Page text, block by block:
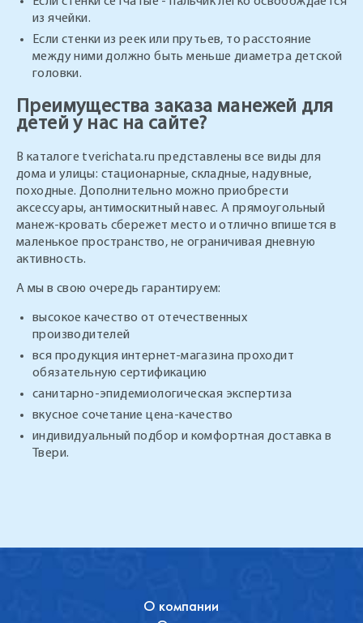
из ячейки.
Если стенки из реек или прутьев, то расстояние
между ними должно быть меньше диаметра детской
головки.
Преимущества заказа манежей для
детей у нас на сайте?
В каталоге tverichata.ru представлены все виды для
дома и улицы: стационарные, складные, надувные,
походные. Дополнительно можно приобрести
аксессуары, антимоскитный навес. А прямоугольный
манеж-кровать сбережет место и отлично впишется в
маленькое пространство, не ограничивая дневную
активность.
А мы в свою очередь гарантируем:
высокое качество от отечественных
производителей
вся продукция интернет-магазина проходит
обязательную сертификацию
санитарно-эпидемиологическая экспертиза
вкусное сочетание цена-качество
индивидуальный подбор и комфортная доставка в
Твери.
О компании